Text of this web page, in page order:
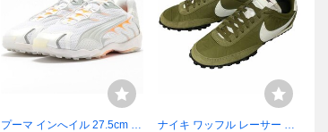
プーマ インへイル 27.5cm 定
ナイキ ワッフル レーサー 26.